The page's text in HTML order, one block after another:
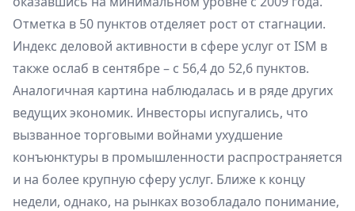
Отметка в 50 пунктов отделяет рост от стагнации.
Индекс деловой активности в сфере услуг от ISM в
также ослаб в сентябре – с 56,4 до 52,6 пунктов.
Аналогичная картина наблюдалась и в ряде других
ведущих экономик. Инвесторы испугались, что
вызванное торговыми войнами ухудшение
конъюнктуры в промышленности распространяется
и на более крупную сферу услуг. Ближе к концу
недели, однако, на рынках возобладало понимание,